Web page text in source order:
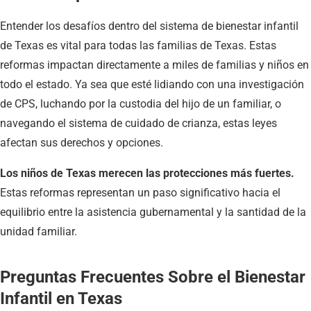
Entender los desafíos dentro del sistema de bienestar infantil
de Texas es vital para todas las familias de Texas. Estas
reformas impactan directamente a miles de familias y niños en
todo el estado. Ya sea que esté lidiando con una investigación
de CPS, luchando por la custodia del hijo de un familiar, o
navegando el sistema de cuidado de crianza, estas leyes
afectan sus derechos y opciones.
Los niños de Texas merecen las protecciones más fuertes.
Estas reformas representan un paso significativo hacia el
equilibrio entre la asistencia gubernamental y la santidad de la
unidad familiar.
Preguntas Frecuentes Sobre el Bienestar
Infantil en Texas